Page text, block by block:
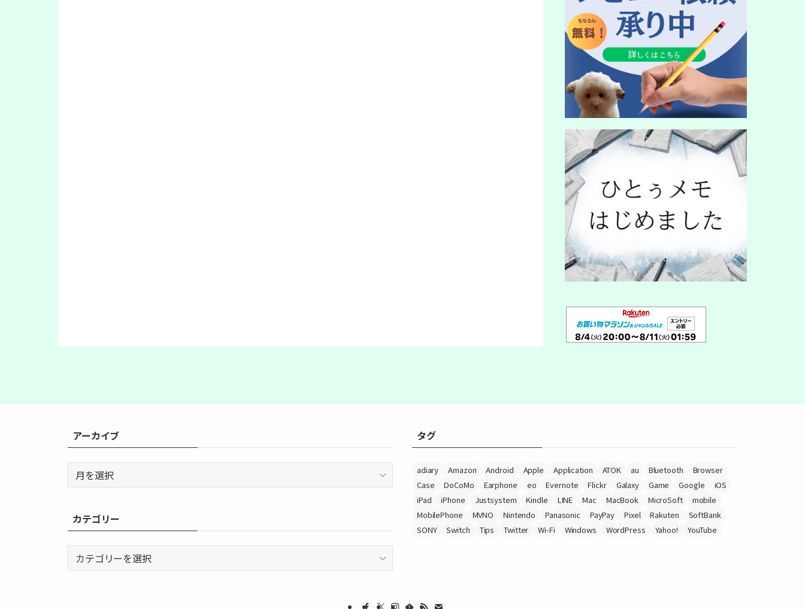
アーカイブ
ー
イ
ブ
カテゴリー
テ
タグ
adiary Amazon Android Apple Application ATOK au Bluetooth
Browser
Case
DoCoMo Earphone eo Evernote Flickr Galaxy Game Google
iOS
iPad
iPhone Justsystem Kindle LINE Mac MacBook MicroSoft
mobile
MobilePhone
MVNO Nintendo Panasonic PayPay Pixel Rakuten
SoftBank
SONY
Switch Tips Twitter Wi-Fi Windows WordPress Yahoo! YouTube